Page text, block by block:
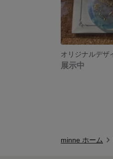
展示中
minne ホーム